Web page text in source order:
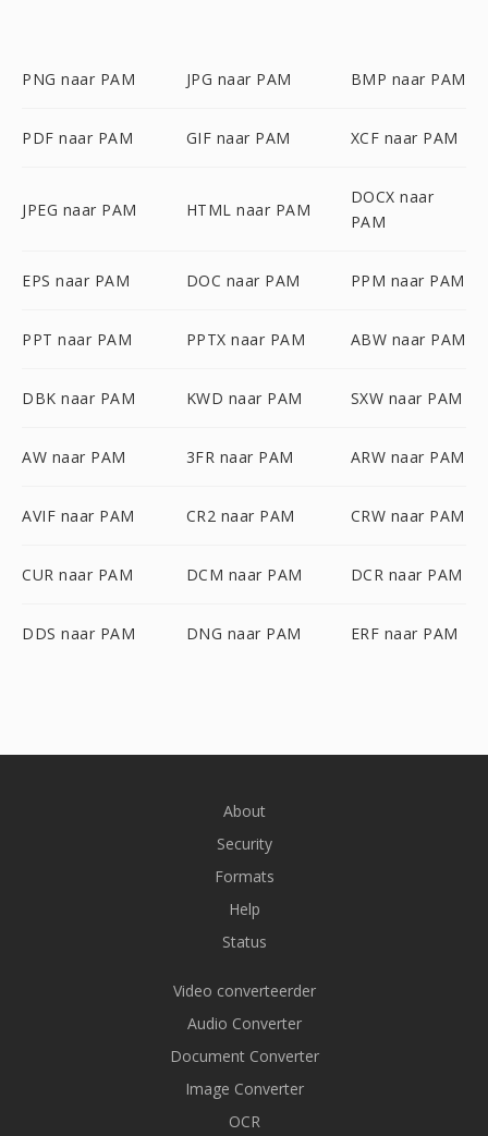
PNG naar PAM JPG naar PAM BMP naar PAM
PDF naar PAM GIF naar PAM XCF naar PAM
JPEG naar PAM HTML naar PAM
DOCX naar
PAM
EPS naar PAM DOC naar PAM PPM naar PAM
PPT naar PAM PPTX naar PAM ABW naar PAM
DBK naar PAM KWD naar PAM SXW naar PAM
AW naar PAM 3FR naar PAM ARW naar PAM
AVIF naar PAM CR2 naar PAM CRW naar PAM
CUR naar PAM DCM naar PAM DCR naar PAM
DDS naar PAM DNG naar PAM ERF naar PAM
About
Security
Formats
Help
Status
Video converteerder
Audio Converter
Document Converter
Image Converter
OCR